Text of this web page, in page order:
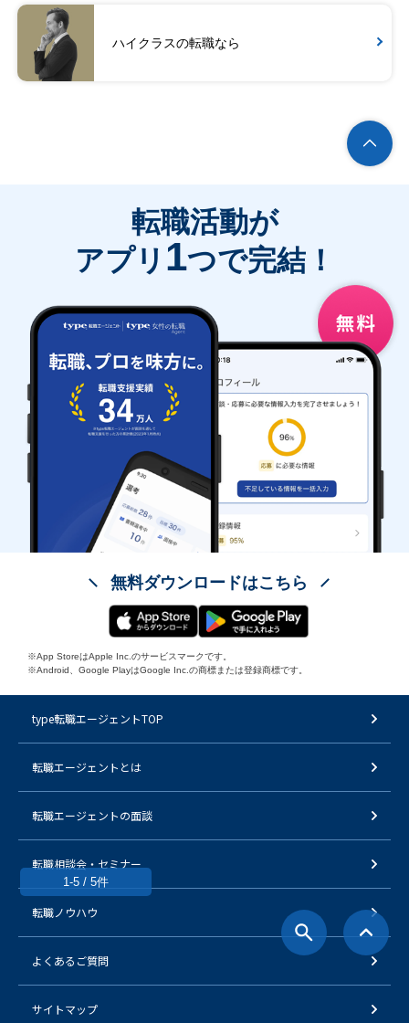
ハイクラスの転職なら
1-5 / 5件
転職活動が
アプリ 1つで完結！
無料ダウンロードはこちら
※App StoreはApple Inc.のサービスマークです。
※Android、Google PlayはGoogle Inc.の商標または登録商標です。
type転職エージェントTOP
転職エージェントとは
転職エージェントの面談
転職相談会・セミナー
転職ノウハウ
よくあるご質問
サイトマップ